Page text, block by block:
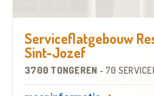
Serviceflatgebouw
Sint-Jozef
3700 TONGEREN - 70